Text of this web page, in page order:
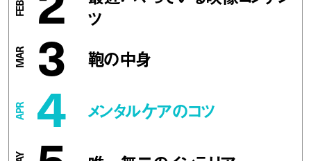
ツ
3 鞄の中身
4 メンタルケアのコツ